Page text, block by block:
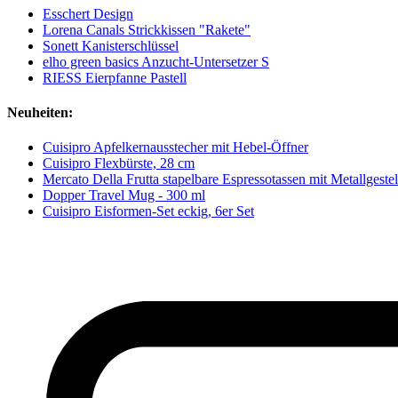
Esschert Design
Lorena Canals Strickkissen "Rakete"
Sonett Kanisterschlüssel
elho green basics Anzucht-Untersetzer S
RIESS Eierpfanne Pastell
Neuheiten:
Cuisipro Apfelkernausstecher mit Hebel-Öffner
Cuisipro Flexbürste, 28 cm
Mercato Della Frutta stapelbare Espressotassen mit
Dopper Travel Mug - 300 ml
Cuisipro Eisformen-Set eckig, 6er Set